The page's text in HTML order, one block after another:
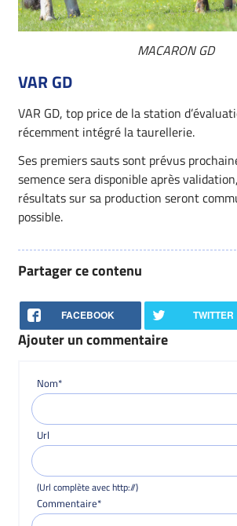
MACARON GD
VAR GD
VAR GD, top price de la station
récemment intégré la taurellerie.
Ses premiers sauts sont prévus
semence sera disponible après
résultats sur sa production seront
possible.
Partager ce contenu
FACEBOOK TWITTER
Ajouter un commentaire
Nom*
Url
(Url complète avec http://)
Commentaire*